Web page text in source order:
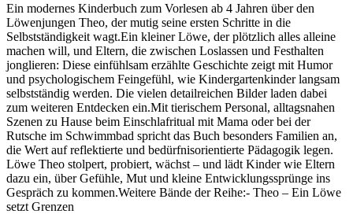
Ein modernes Kinderbuch zum Vorlesen ab 4 Jahren über den
Löwenjungen Theo, der mutig seine ersten Schritte in die
Selbstständigkeit wagt.Ein kleiner Löwe, der plötzlich alles alleine
machen will, und Eltern, die zwischen Loslassen und Festhalten
jonglieren: Diese einfühlsam erzählte Geschichte zeigt mit Humor
und psychologischem Feingefühl, wie Kindergartenkinder langsam
selbstständig werden. Die vielen detailreichen Bilder laden dabei
zum weiteren Entdecken ein.Mit tierischem Personal, alltagsnahen
Szenen zu Hause beim Einschlafritual mit Mama oder bei der
Rutsche im Schwimmbad spricht das Buch besonders Familien an,
die Wert auf reflektierte und bedürfnisorientierte Pädagogik legen.
Löwe Theo stolpert, probiert, wächst – und lädt Kinder wie Eltern
dazu ein, über Gefühle, Mut und kleine Entwicklungssprünge ins
Gespräch zu kommen.Weitere Bände der Reihe:- Theo – Ein Löwe
setzt Grenzen